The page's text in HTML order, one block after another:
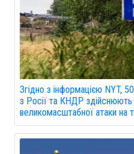
Згідно з інформацією NYT,
з Росії та КНДР здійснюють
великомасштабної атаки на